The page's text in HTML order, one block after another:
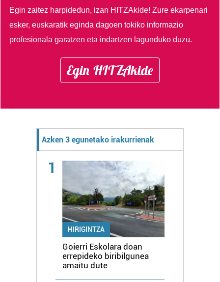
Egin zaitez harpidedun, izan HITZAkide!Zure ekarpenari
esker, euskaratik eginda dagoen tokiko informazio
profesionala garatzen eta indartzen lagunduko duzu.
Egin HITZAkide
Azken 3 egunetako irakurrienak
1
HIRIGINTZA
Goierri Eskolara doan
errepideko biribilgunea
amaitu dute